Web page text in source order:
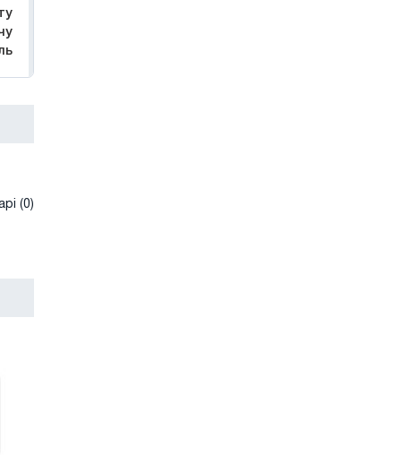
(0)